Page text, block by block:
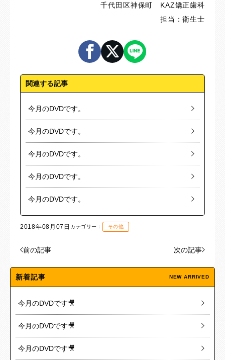
千代田区神保町 KAZ矯正歯科
担当：衛生士
関連する記事
今月のDVDです。
今月のDVDです。
今月のDVDです。
今月のDVDです。
今月のDVDです。
2018年08月07日 カテゴリー： その他
前の記事 次の記事
新着記事 NEW ARRIVED
今月のDVDです🎥
今月のDVDです🎥
今月のDVDです🎥